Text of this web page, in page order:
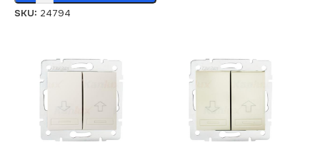
SKU: 24794